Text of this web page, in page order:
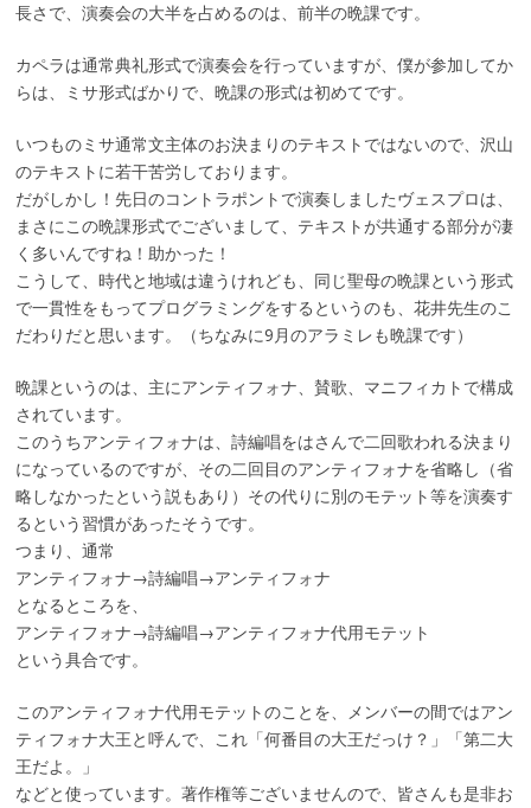
長さで、演奏会の大半を占めるのは、前半の晩課です。
カペラは通常典礼形式で演奏会を行っていますが、僕が参加してか
らは、ミサ形式ばかりで、晩課の形式は初めてです。
いつものミサ通常文主体のお決まりのテキストではないので、沢山
のテキストに若干苦労しております。
だがしかし！先日のコントラポントで演奏しましたヴェスプロは、
まさにこの晩課形式でございまして、テキストが共通する部分が凄
く多いんですね！助かった！
こうして、時代と地域は違うけれども、同じ聖母の晩課という形式
で一貫性をもってプログラミングをするというのも、花井先生のこ
だわりだと思います。（ちなみに9月のアラミレも晩課です）
晩課というのは、主にアンティフォナ、賛歌、マニフィカトで構成
されています。
このうちアンティフォナは、詩編唱をはさんで二回歌われる決まり
になっているのですが、その二回目のアンティフォナを省略し（省
略しなかったという説もあり）その代りに別のモテット等を演奏す
るという習慣があったそうです。
つまり、通常
アンティフォナ→詩編唱→アンティフォナ
となるところを、
アンティフォナ→詩編唱→アンティフォナ代用モテット
という具合です。
このアンティフォナ代用モテットのことを、メンバーの間ではアン
ティフォナ大王と呼んで、これ「何番目の大王だっけ？」「第二大
王だよ。」
などと使っています。著作権等ございませんので、皆さんも是非お